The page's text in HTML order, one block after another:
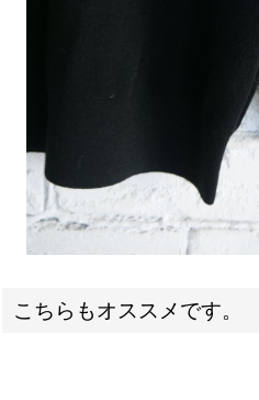
こちらもオススメです。